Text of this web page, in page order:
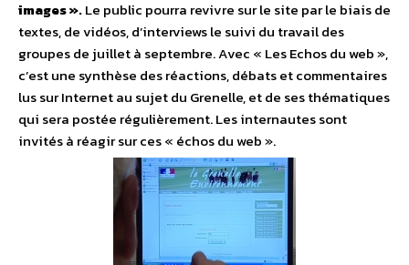
images ».Le public pourra revivre sur le site par le biais de
textes, de vidéos, d’interviews le suivi du travail des
groupes de juillet à septembre. Avec « Les Echos du web »,
c’est une synthèse des réactions, débats et commentaires
lus sur Internet au sujet du Grenelle, et de ses thématiques
qui sera postée régulièrement. Les internautes sont
invités à réagir sur ces « échos du web ».